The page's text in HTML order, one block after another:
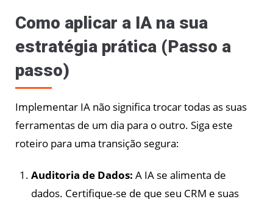
Como aplicar a IA na sua
estratégia prática (Passo a
passo)
Implementar IA não significa trocar todas as suas
ferramentas de um dia para o outro. Siga este
roteiro para uma transição segura:
Auditoria de Dados: A IA se alimenta de
dados. Certifique-se de que seu CRM e suas